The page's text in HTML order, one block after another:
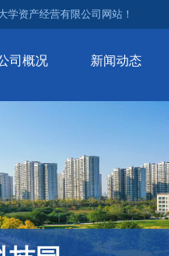
学资产经营有限公司网站！
司概况 新闻动态